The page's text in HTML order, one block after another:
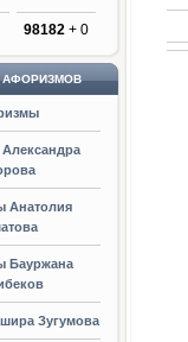
98182+ 0
АФОРИЗМОВ
Анатолия
Бауржана
Зугумова